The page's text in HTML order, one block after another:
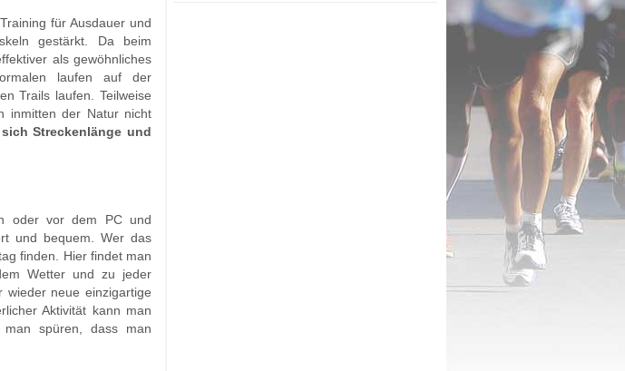
für Ausdauer und
gestärkt. Da beim
als gewöhnliches
laufen auf der
Trails laufen. Teilweise
inmitten der Natur nicht
Streckenlänge und
oder vor dem PC und
und bequem. Wer das
finden. Hier findet man
Wetter und zu jeder
neue einzigartige
Aktivität kann man
spüren, dass man